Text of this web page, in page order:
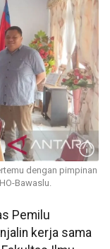
dengan pimpinan
Bawaslu.
Pemilu
kerja sama